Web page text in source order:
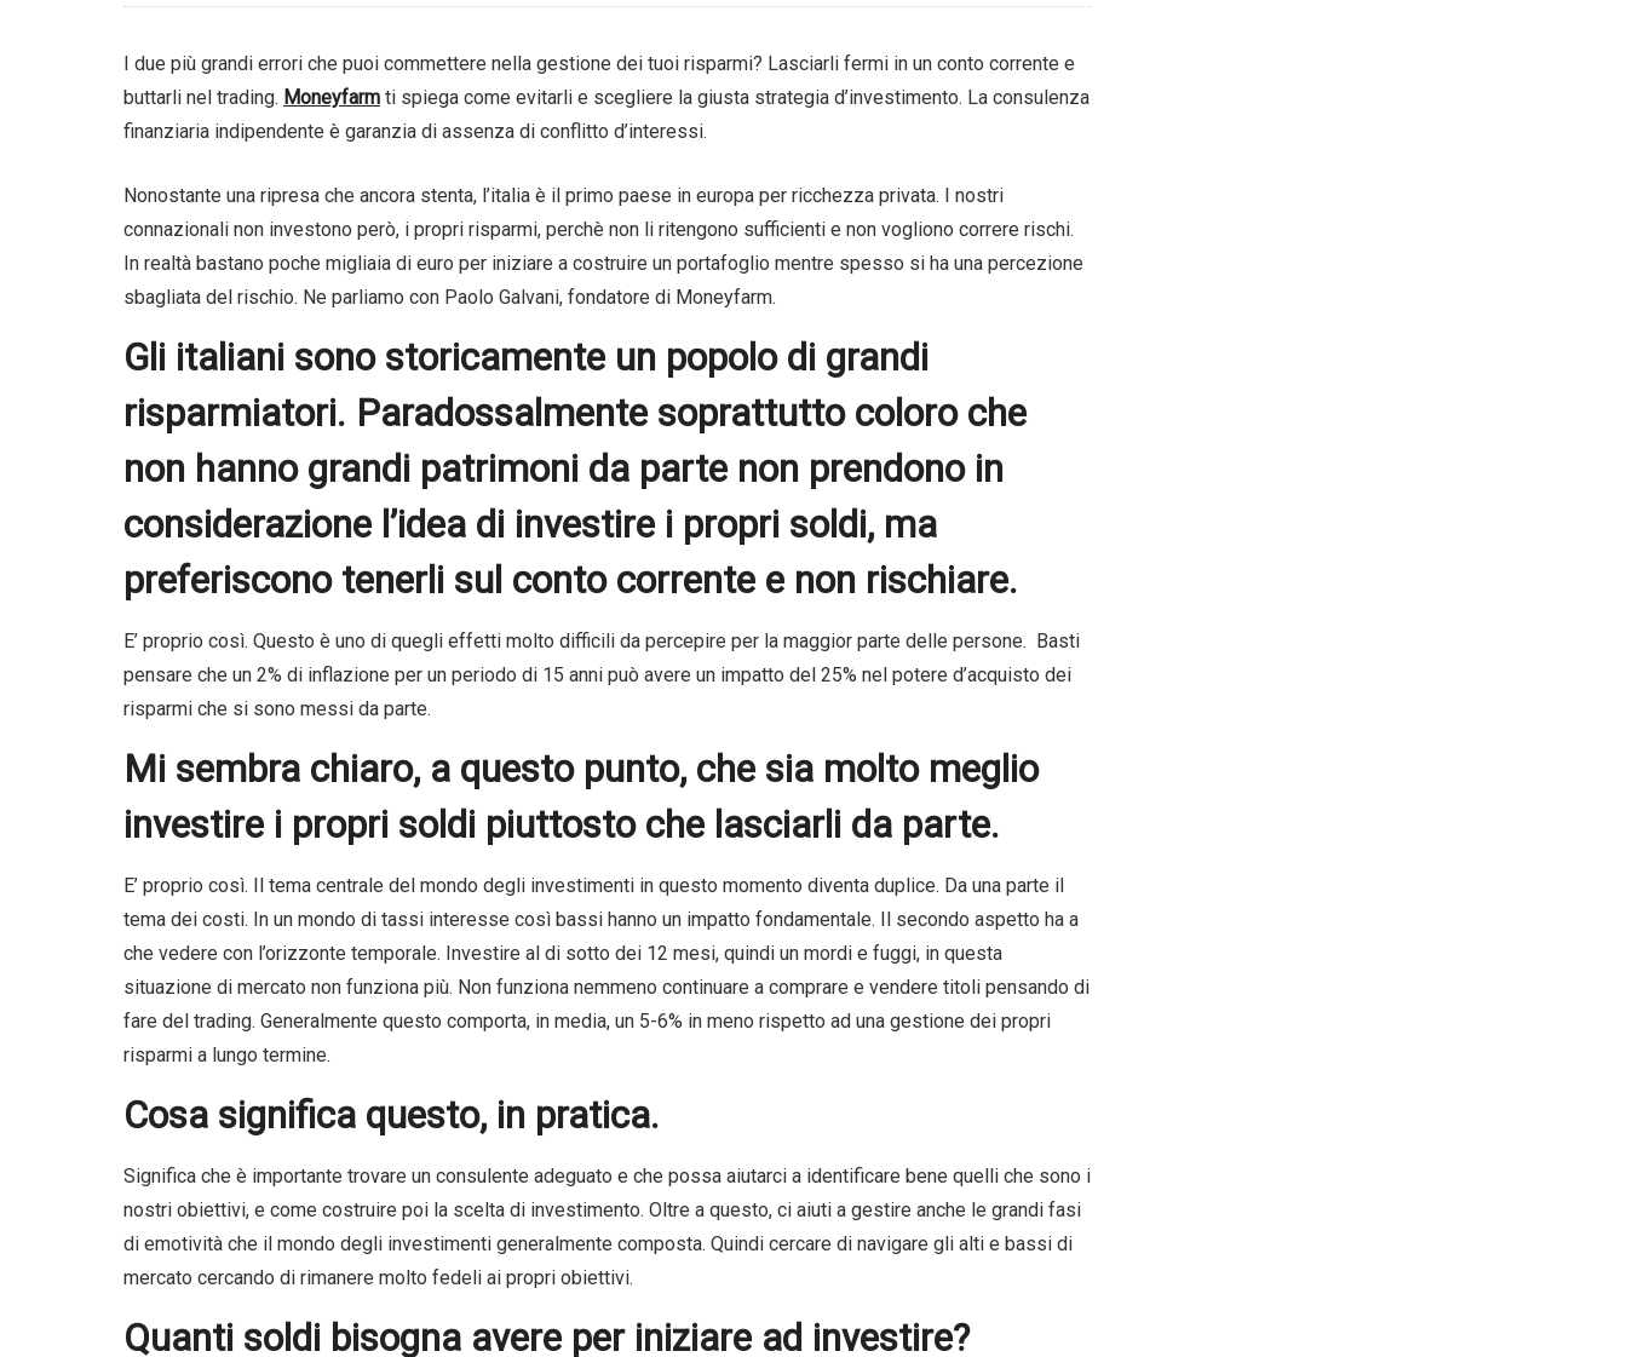
I due più grandi errori che puoi commettere nella gestione dei tuoi risparmi? Lasciarli fermi in un conto corrente e
buttarli nel trading. Moneyfarm ti spiega come evitarli e scegliere la giusta strategia d’investimento. La consulenza
finanziaria indipendente è garanzia di assenza di conflitto d’interessi.
Nonostante una ripresa che ancora stenta, l’italia è il primo paese in europa per ricchezza privata. I nostri
connazionali non investono però, i propri risparmi, perchè non li ritengono sufficienti e non vogliono correre rischi.
In realtà bastano poche migliaia di euro per iniziare a costruire un portafoglio mentre spesso si ha una percezione
sbagliata del rischio. Ne parliamo con Paolo Galvani, fondatore di Moneyfarm.
Gli italiani sono storicamente un popolo di grandi
risparmiatori. Paradossalmente soprattutto coloro che
non hanno grandi patrimoni da parte non prendono in
considerazione l’idea di investire i propri soldi, ma
preferiscono tenerli sul conto corrente e non rischiare.
E’ proprio così. Questo è uno di quegli effetti molto difficili da percepire per la maggior parte delle persone. Basti
pensare che un 2% di inflazione per un periodo di 15 anni può avere un impatto del 25% nel potere d’acquisto dei
risparmi che si sono messi da parte.
Mi sembra chiaro, a questo punto, che sia molto meglio
investire i propri soldi piuttosto che lasciarli da parte.
E’ proprio così. Il tema centrale del mondo degli investimenti in questo momento diventa duplice. Da una parte il
tema dei costi. In un mondo di tassi interesse così bassi hanno un impatto fondamentale. Il secondo aspetto ha a
che vedere con l’orizzonte temporale. Investire al di sotto dei 12 mesi, quindi un mordi e fuggi, in questa
situazione di mercato non funziona più. Non funziona nemmeno continuare a comprare e vendere titoli pensando di
fare del trading. Generalmente questo comporta, in media, un 5-6% in meno rispetto ad una gestione dei propri
risparmi a lungo termine.
Cosa significa questo, in pratica.
Significa che è importante trovare un consulente adeguato e che possa aiutarci a identificare bene quelli che sono i
nostri obiettivi, e come costruire poi la scelta di investimento. Oltre a questo, ci aiuti a gestire anche le grandi fasi
di emotività che il mondo degli investimenti generalmente composta. Quindi cercare di navigare gli alti e bassi di
mercato cercando di rimanere molto fedeli ai propri obiettivi.
Quanti soldi bisogna avere per iniziare ad investire?